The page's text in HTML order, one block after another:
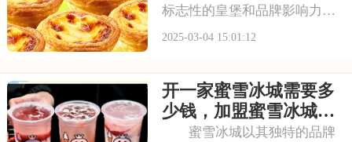
标志性的皇堡和品牌影响力吸
引了众多投资者的关注。这个
堡王也开放加盟了，那到底要
准备多少钱才能加盟呢？那就
一起来看看汉堡王加
2025-03-04 15:01:12
开一家蜜雪冰城需要多
少钱，加盟蜜雪冰城店
算下来要多少钱
蜜雪冰城以其独特的品牌